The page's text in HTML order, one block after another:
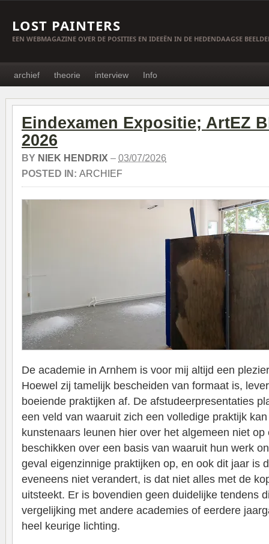
LOST PAINTERS
EEN WEBMAGAZINE OVER DE POSITIES EN IDEEËN IN DE HEDENDAAGSE
archief theorie interview Info
Eindexamen Expositie; ArtEZ
2026
BY NIEK HENDRIX – 03/07/2026
POSTED IN: ARCHIEF
De academie in Arnhem is voor mij altijd een
Hoewel zij tamelijk bescheiden van formaat is,
boeiende praktijken af. De afstudeerpresentaties
een veld van waaruit zich een volledige praktijk
kunstenaars leunen hier over het algemeen niet
beschikken over een basis van waaruit hun werk
geval eigenzinnige praktijken op, en ook dit jaar is
eveneens niet verandert, is dat niet alles met de
uitsteekt. Er is bovendien geen duidelijke tendens
vergelijking met andere academies of eerdere
heel keurige lichting.